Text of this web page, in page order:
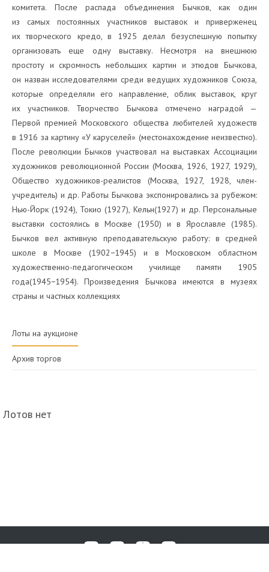
комитета. После распада объединения Бычков, как один
из самых постоянных участников выставок и приверженец
их творческого кредо, в 1925 делал безуспешную попытку
организовать еще одну выставку. Несмотря на внешнюю
простоту и скромность небольших картин и этюдов Бычкова,
он назван исследователями среди ведущих художников Союза,
которые определяли его направление, облик выставок, круг
их участников. Творчество Бычкова отмечено наградой —
Первой премией Московского общества любителей художеств
в 1916 за картину «У каруселей» (местонахождение неизвестно).
После революции Бычков участвовал на выставках Ассоциации
художников революционной России (Москва, 1926, 1927, 1929),
Общество художников-реалистов (Москва, 1927, 1928, член-
учредитель) и др. Работы Бычкова экспонировались за рубежом:
Нью-Йорк (1924), Токио (1927), Кельн(1927) и др. Персональные
выставки состоялись в Москве (1950) и в Ярославле (1985).
Бычков вел активную преподавательскую работу: в средней
школе в Москве (1902−1945) и в Московском областном
художественно-педагогическом училище памяти 1905
года(1945−1954). Произведения Бычкова имеются в музеях
страны и частных коллекциях
Лоты на аукционе
Архив торгов
Лотов нет